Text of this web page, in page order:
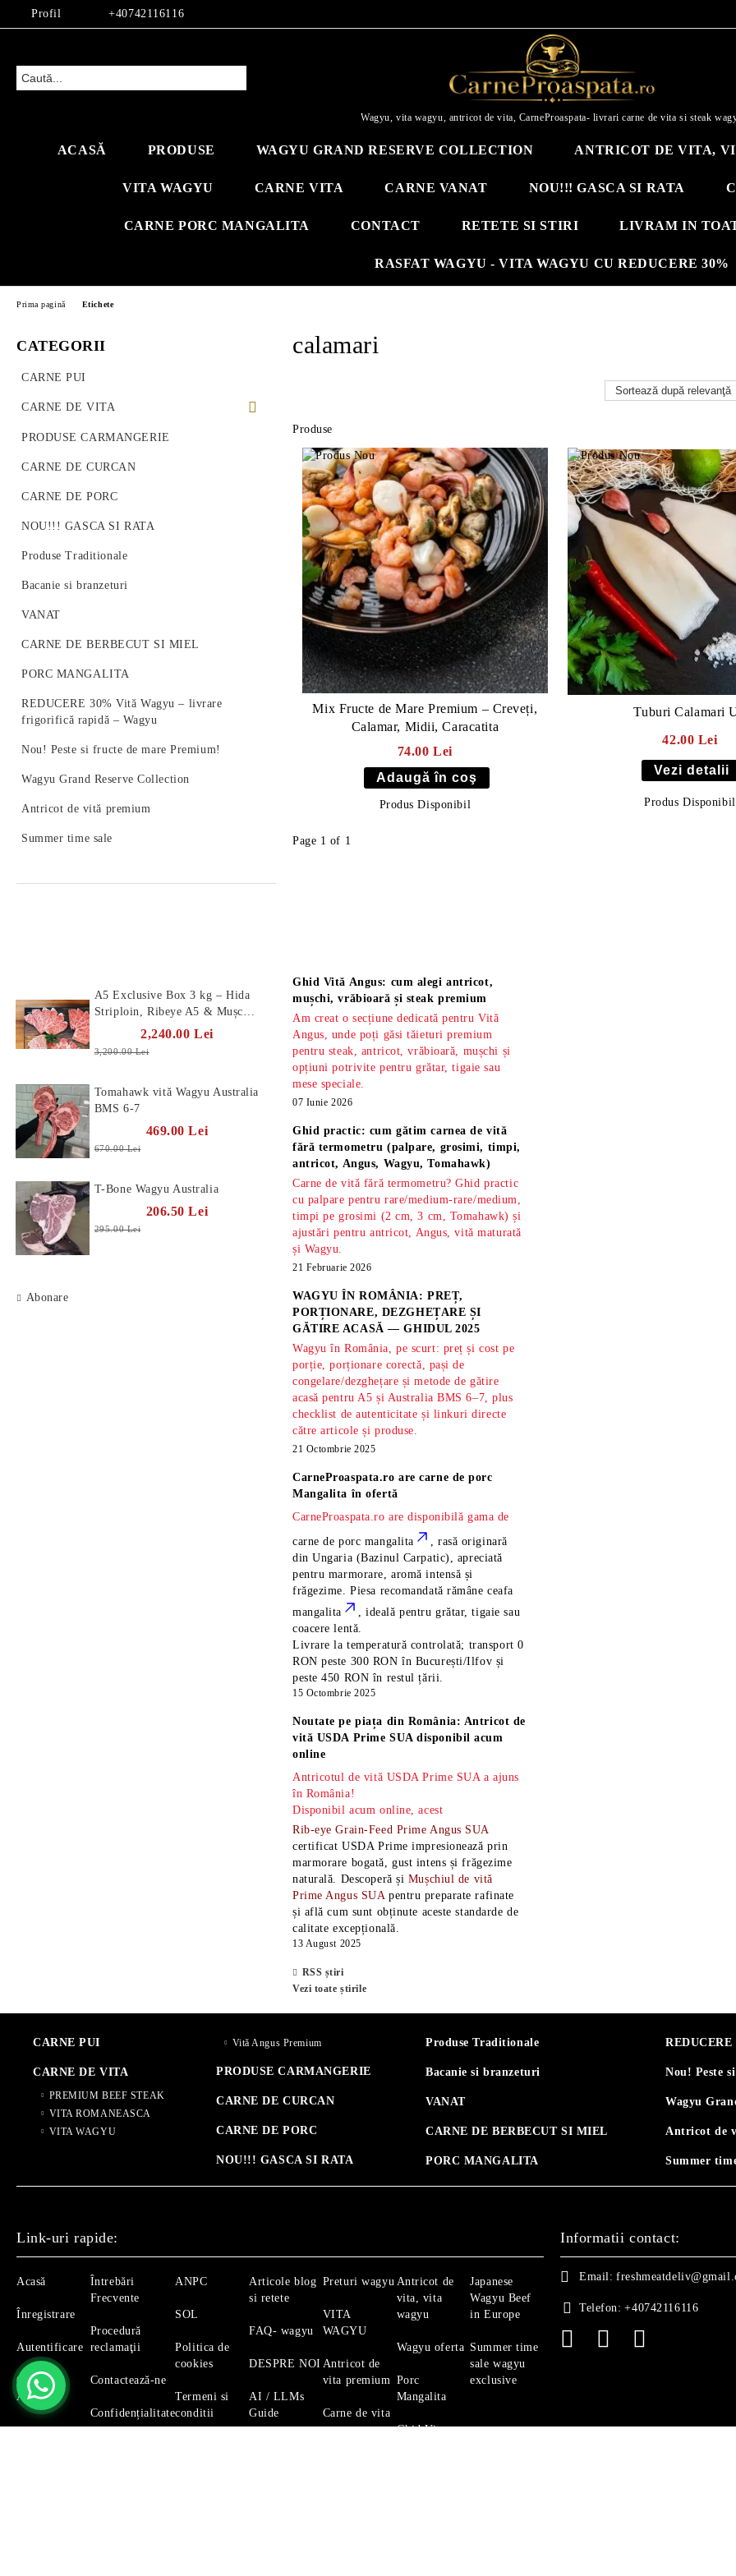
Profil +40742116116
Wagyu, vita wagyu, antricot de vita, CarneProaspata- livrari carne de vita si steak
ACASĂ PRODUSE WAGYU GRAND RESERVE COLLECTION ANTRICOT DE VITA,
VITA WAGYU CARNE VITA CARNE VANAT NOU!!! GASCA SI RATA
CARNE PORC MANGALITA CONTACT RETETE SI STIRI LIVRAM IN
RASFAT WAGYU - VITA WAGYU CU REDUCERE 30%
CATEGORII
CARNE PUI
CARNE DE VITA
PREMIUM BEEF STEAK
VITA ROMANEASCA
VITA WAGYU
Vită Angus Premium
PRODUSE CARMANGERIE
CARNE DE CURCAN
CARNE DE PORC
NOU!!! GASCA SI RATA
Produse Traditionale
Bacanie si branzeturi
VANAT
CARNE DE BERBECUT SI MIEL
PORC MANGALITA
REDUCERE 30% Vită Wagyu – livrare
frigorifică rapidă – Wagyu
Nou! Peste si fructe de mare Premium!
Wagyu Grand Reserve Collection
Antricot de vită premium
Summer time sale
Prima pagină Etichete
calamari
Produse
Mix Fructe de Mare Premium – Creveți,
Calamar, Midii, Caracatita
74.00 Lei
Produs Disponibil
Tuburi Calamari
42.00 Lei
Vezi detalii
Produs Disponibil
Page 1 of 1
A5 Exclusive Box 3 kg – Hida
Striploin, Ribeye A5 & Mușchi
2,240.00 Lei
3,200.00 Lei
Tomahawk vită Wagyu Australia
BMS 6-7
469.00 Lei
670.00 Lei
T-Bone Wagyu Australia
206.50 Lei
295.00 Lei
Abonare
Ghid Vită Angus: cum alegi antricot,
mușchi, vrăbioară și steak premium
Am creat o secțiune dedicată pentru Vită
Angus, unde poți găsi tăieturi premium
pentru steak, antricot, vrăbioară, mușchi și
opțiuni potrivite pentru grătar, tigaie sau
mese speciale.
07 Iunie 2026
Ghid practic: cum gătim carnea de vită
fără termometru (palpare, grosimi, timpi,
antricot, Angus, Wagyu, Tomahawk)
Carne de vită fără termometru? Ghid practic
cu palpare pentru rare/medium-rare/medium,
timpi pe grosimi (2 cm, 3 cm, Tomahawk) și
ajustări pentru antricot, Angus, vită maturată
și Wagyu.
21 Februarie 2026
WAGYU ÎN ROMÂNIA: PREȚ,
PORȚIONARE, DEZGHEȚARE ȘI
GĂTIRE ACASĂ — GHIDUL 2025
Wagyu în România, pe scurt: preț și cost pe
porție, porționare corectă, pași de
congelare/dezghețare și metode de gătire
acasă pentru A5 și Australia BMS 6–7, plus
checklist de autenticitate și linkuri directe
către articole și produse.
21 Octombrie 2025
CarneProaspata.ro arecarne de porc
Mangalita în ofertă
CarneProaspata.ro are disponibilă gama de
carne de porc mangalita
, rasă originară
din Ungaria (Bazinul Carpatic), apreciată
pentru marmorare, aromă intensă și
frăgezime. Piesa recomandată rămâneceafa
mangalita
, ideală pentru grătar, tigaie sau
coacere lentă.
Livrare la temperatură controlată; transport 0
RON peste 300 RON în București/Ilfov și
peste 450 RON în restul țării.
15 Octombrie 2025
Noutate pe piața din România: Antricot de
vită USDA Prime SUA disponibil acum
online
Antricotul de vită USDA Prime SUA a ajuns
în România!
Disponibil acum online, acest
Rib-eye Grain-Feed Prime Angus SUA
certificat USDA Prime impresionează prin
marmorare bogată, gust intens și frăgezime
naturală. Descoperă și Mușchiul de vită
Prime Angus SUA pentru preparate rafinate
și află cum sunt obținute aceste standarde de
calitate excepțională.
13 August 2025
RSS știri
Vezi toate știrile
CARNE PUI
CARNE DE VITA
PREMIUM BEEF STEAK
VITA ROMANEASCA
VITA WAGYU
Vită Angus Premium
PRODUSE CARMANGERIE
CARNE DE CURCAN
CARNE DE PORC
NOU!!! GASCA SI RATA
Produse Traditionale
Bacanie si branzeturi
VANAT
CARNE DE BERBECUT SI MIEL
PORC MANGALITA
Nou! Peste
Wagyu
Antricot de
Summer
Link-uri rapide:
Acasă
Înregistrare
Autentificare
Căutare
Avansată
Întrebări
Frecvente
Procedură
reclamaţii
Contactează-ne
Confidențialitate
ANPC
SOL
Politica de
cookies
Termeni si
conditii
Articole blog
si retete
FAQ- wagyu
DESPRE NOI
AI / LLMs
Guide
Preturi wagyu
VITA
WAGYU
Antricot de
vita premium
Carne de vita
Antricot de
vita, vita
wagyu
Wagyu oferta
Porc
Mangalita
Ghid Vita
Japanese
Wagyu Beef
in Europe
Summer time
sale wagyu
exclusive
Informatii contact:
Email:
Telefon: +40742116116